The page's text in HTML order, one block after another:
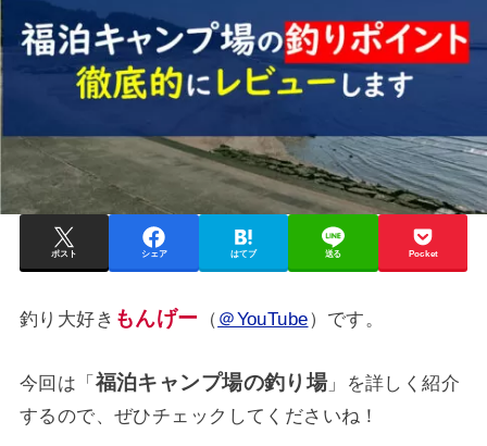
ポスト シェア はてブ 送る Pocket
釣り大好き もんげー （ ＠YouTube）です。
今回は「 福泊キャンプ場の釣り場」を詳しく紹介
するので、ぜひチェックしてくださいね！